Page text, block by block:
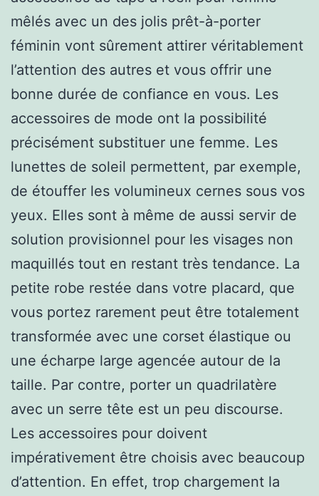
mêlés avec un des jolis prêt-à-porter
féminin vont sûrement attirer véritablement
l’attention des autres et vous offrir une
bonne durée de confiance en vous. Les
accessoires de mode ont la possibilité
précisément substituer une femme. Les
lunettes de soleil permettent, par exemple,
de étouffer les volumineux cernes sous vos
yeux. Elles sont à même de aussi servir de
solution provisionnel pour les visages non
maquillés tout en restant très tendance. La
petite robe restée dans votre placard, que
vous portez rarement peut être totalement
transformée avec une corset élastique ou
une écharpe large agencée autour de la
taille. Par contre, porter un quadrilatère
avec un serre tête est un peu discourse.
Les accessoires pour doivent
impérativement être choisis avec beaucoup
d’attention. En effet, trop chargement la